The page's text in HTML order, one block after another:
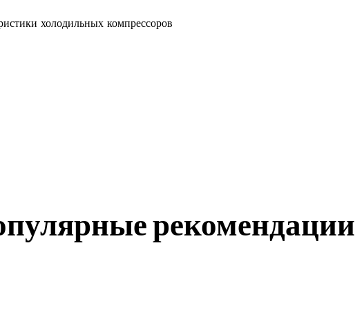
холодильных компрессоров
рекомендации